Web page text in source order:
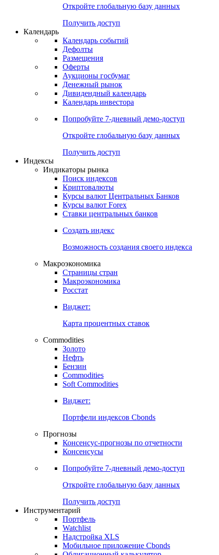
Откройте глобальную базу данных
Получить доступ
Календарь
Календарь событий
Дефолты
Размещения
Оферты
Аукционы госбумаг
Денежный рынок
Дивидендный календарь
Календарь инвестора
Попробуйте 7-дневный демо-доступ
Откройте глобальную базу данных
Получить доступ
Индексы
Индикаторы рынка
Поиск индексов
Криптовалюты
Курсы валют Центральных Банков
Курсы валют Forex
Ставки центральных банков
Создать индекс
Возможность создания своего индекса
Макроэкономика
Страницы стран
Макроэкономика
Росстат
Виджет:
Карта процентных ставок
Commodities
Золото
Нефть
Бензин
Commodities
Soft Commodities
Виджет:
Портфели индексов Cbonds
Прогнозы
Консенсус-прогнозы по отчетности
Консенсусы
Попробуйте 7-дневный демо-доступ
Откройте глобальную базу данных
Получить доступ
Инструментарий
Портфель
Watchlist
Надстройка XLS
Мобильное приложение Cbonds